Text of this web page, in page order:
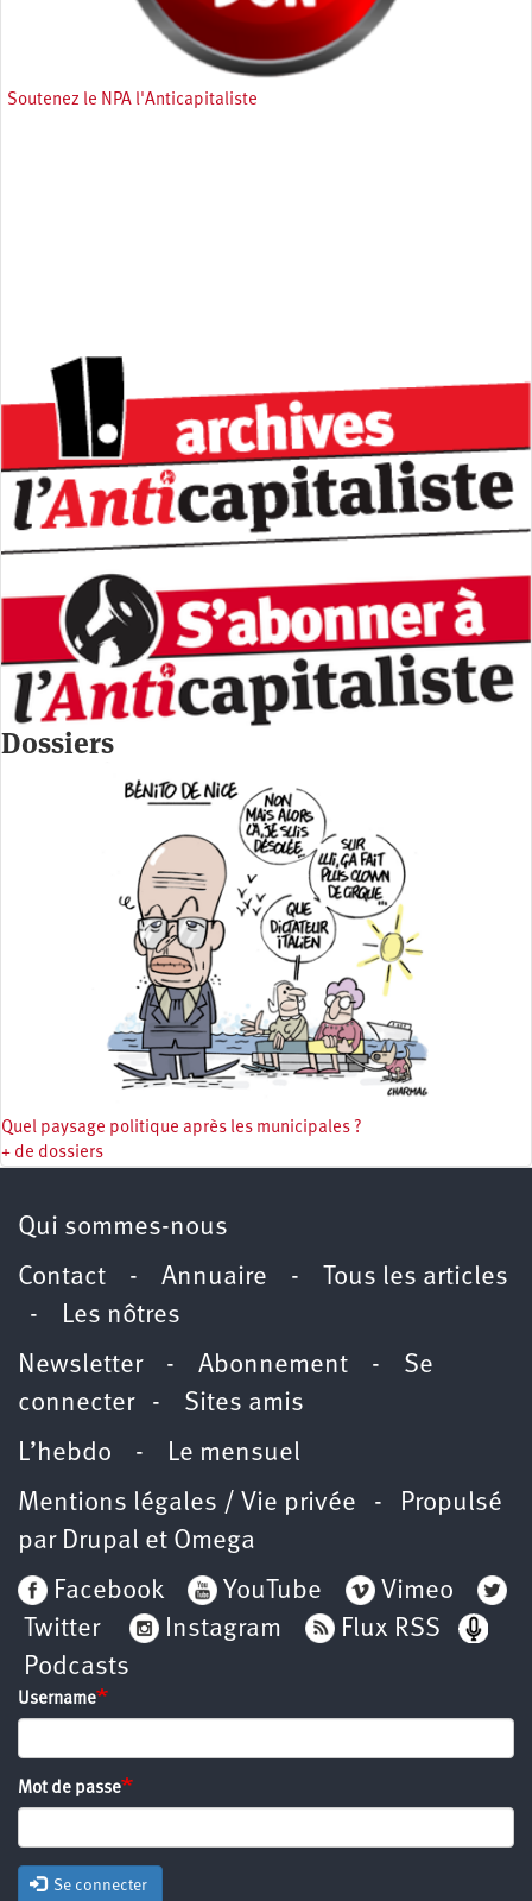
Soutenez le NPA l'Anticapitaliste
Dossiers
Quel paysage politique après les municipales ?
+ de dossiers
Qui sommes-nous
Contact - Annuaire - Tous les articles
-
Les nôtres
Newsletter- Abonnement - Se
connecter- Sites amis
L’hebdo -
Le mensuel
Mentions légales / Vie privée - Propulsé
par Drupal et Omega
Facebook
YouTube
Vimeo
Twitter
Instagram
Flux RSS
Podcasts
Username
Mot de passe
Se connecter